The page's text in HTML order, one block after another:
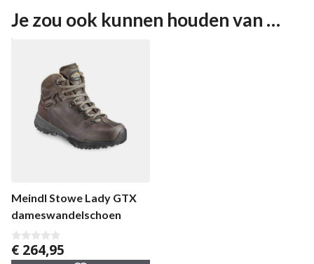
Je zou ook kunnen houden van …
Meindl Stowe Lady GTX
dameswandelschoen
0
v
€ 264,95